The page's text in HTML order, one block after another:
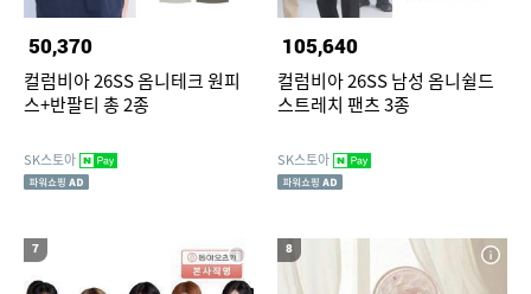
50,370
컬럼비아 26SS 옴니테크 원피
스+반팔티 총 2종
SK스토아
105,640
컬럼비아 26SS 남성 옴니쉴드
스트레치 팬츠 3종
SK스토아
7 8